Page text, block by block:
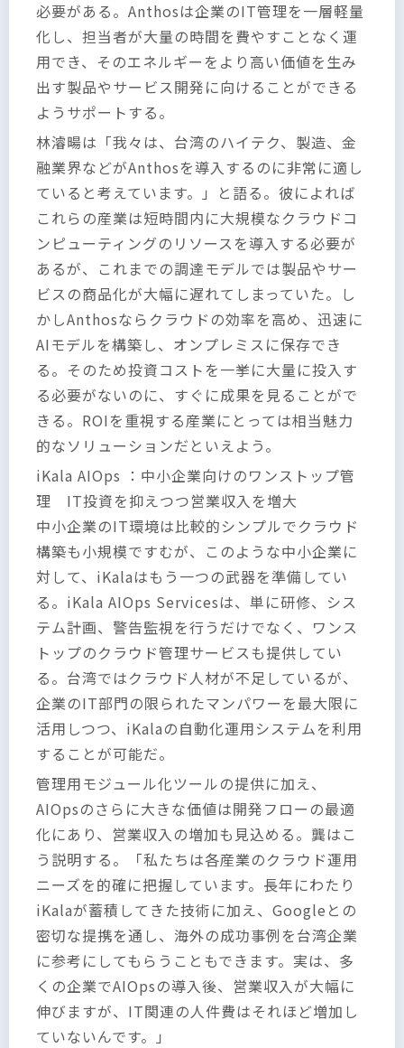
必要がある。Anthosは企業のIT管理を一層軽量
化し、担当者が大量の時間を費やすことなく運
用でき、そのエネルギーをより高い価値を生み
出す製品やサービス開発に向けることができる
ようサポートする。
林濬暘は「我々は、台湾のハイテク、製造、金
融業界などがAnthosを導入するのに非常に適し
ていると考えています。」と語る。彼によれば
これらの産業は短時間内に大規模なクラウドコ
ンピューティングのリソースを導入する必要が
あるが、これまでの調達モデルでは製品やサー
ビスの商品化が大幅に遅れてしまっていた。し
かしAnthosならクラウドの効率を高め、迅速に
AIモデルを構築し、オンプレミスに保存でき
る。そのため投資コストを一挙に大量に投入す
る必要がないのに、すぐに成果を見ることがで
きる。ROIを重視する産業にとっては相当魅力
的なソリューションだといえよう。
iKala AIOps ：中小企業向けのワンストップ管
理 IT投資を抑えつつ営業収入を増大
中小企業のIT環境は比較的シンプルでクラウド
構築も小規模ですむが、このような中小企業に
対して、iKalaはもう一つの武器を準備してい
る。iKala AIOps Servicesは、単に研修、シス
テム計画、警告監視を行うだけでなく、ワンス
トップのクラウド管理サービスも提供してい
る。台湾ではクラウド人材が不足しているが、
企業のIT部門の限られたマンパワーを最大限に
活用しつつ、iKalaの自動化運用システムを利用
することが可能だ。
管理用モジュール化ツールの提供に加え、
AIOpsのさらに大きな価値は開発フローの最適
化にあり、営業収入の増加も見込める。龔はこ
う説明する。「私たちは各産業のクラウド運用
ニーズを的確に把握しています。長年にわたり
iKalaが蓄積してきた技術に加え、Googleとの
密切な提携を通し、海外の成功事例を台湾企業
に参考にしてもらうこともできます。実は、多
くの企業でAIOpsの導入後、営業収入が大幅に
伸びますが、IT関連の人件費はそれほど増加し
ていないんです。」